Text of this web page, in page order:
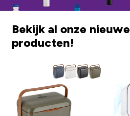
Bekijk al onze nieuwe
producten!